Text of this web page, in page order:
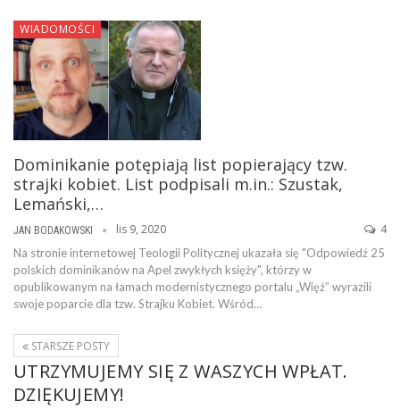
WIADOMOŚCI
Dominikanie potępiają list popierający tzw.
strajki kobiet. List podpisali m.in.: Szustak,
Lemański,…
JAN BODAKOWSKI lis 9, 2020 4
Na stronie internetowej Teologii Politycznej ukazała się "Odpowiedź 25
polskich dominikanów na Apel zwykłych księży", którzy w
opublikowanym na łamach modernistycznego portalu „Więź” wyrazili
swoje poparcie dla tzw. Strajku Kobiet. Wśród…
STARSZE POSTY
UTRZYMUJEMY SIĘ Z WASZYCH WPŁAT.
DZIĘKUJEMY!